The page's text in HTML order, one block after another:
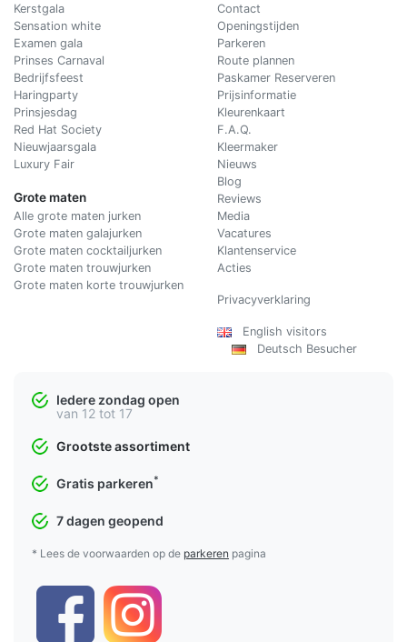
Kerstgala
Sensation white
Examen gala
Prinses Carnaval
Bedrijfsfeest
Haringparty
Prinsjesdag
Red Hat Society
Nieuwjaarsgala
Luxury Fair
Grote maten
Alle grote maten jurken
Grote maten galajurken
Grote maten cocktailjurken
Grote maten trouwjurken
Grote maten korte trouwjurken
Contact
Openingstijden
Parkeren
Route plannen
Paskamer Reserveren
Prijsinformatie
Kleurenkaart
F.A.Q.
Kleermaker
Nieuws
Blog
Reviews
Media
Vacatures
Klantenservice
Acties
Privacyverklaring
English visitors
Deutsch Besucher
Iedere zondag open
van 12 tot 17
Grootste assortiment
Gratis parkeren*
7 dagen geopend
* Lees de voorwaarden op de parkeren pagina